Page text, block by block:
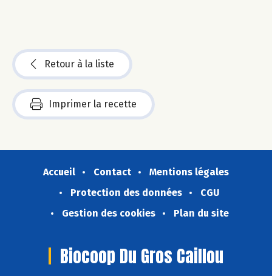
Retour à la liste
Imprimer la recette
Accueil Contact
Mentions légales
Protection des données
CGU
Gestion des cookies
Plan du site
Biocoop Du Gros Caillou